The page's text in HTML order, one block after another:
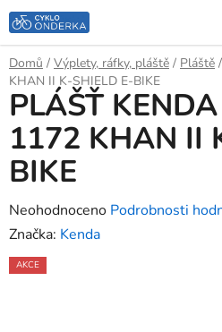
Přejít
na
obsah
Domů / Výplety, ráfky, pláště / Pláště /
KHAN II K-SHIELD E-BIKE
PLÁŠŤ
1172 KHAN II
BIKE
Průměrné
hodnocení
produktu
Neohodnoceno Podrobnosti
Značka: Kenda
AKCE